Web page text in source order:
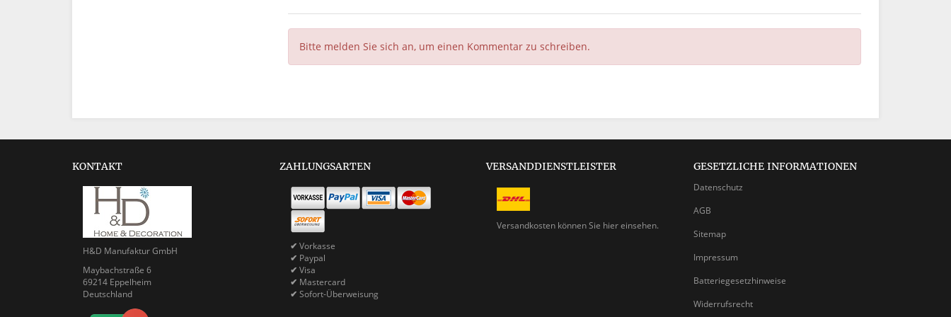
Bitte melden Sie sich an, um einen Kommentar zu schreiben.
KONTAKT
H&D Manufaktur GmbH
Maybachstraße 6
69214 Eppelheim
Deutschland
ZAHLUNGSARTEN
✔ Vorkasse
✔ Paypal
✔ Visa
✔ Mastercard
✔ Sofort-Überweisung
VERSANDDIENSTLEISTER
Versandkosten können Sie hier einsehen.
GESETZLICHE INFORMATIONEN
Datenschutz
AGB
Sitemap
Impressum
Batteriegesetzhinweise
Widerrufsrecht